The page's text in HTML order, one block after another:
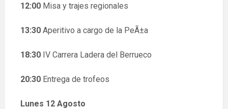
12:00 Misa y trajes regionales
13:30 Aperitivo a cargo de la PeÃ±a
18:30 IV Carrera Ladera del Berrueco
20:30 Entrega de trofeos
Lunes 12 Agosto